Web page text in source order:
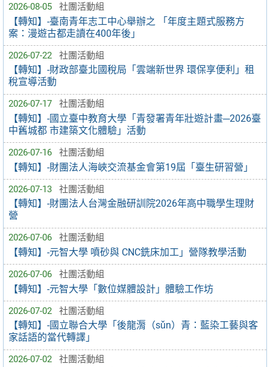
2026-08-05 社團活動組
【轉知】-臺南青年志工中心舉辦之 「年度主題式服務方
案：漫遊古都走讀在400年後」
2026-07-22 社團活動組
【轉知】-財政部臺北國稅局「雲端新世界 環保享便利」租
稅宣導活動
2026-07-17 社團活動組
【轉知】-國立臺中教育大學「青發署青年壯遊計畫─2026臺
中舊城都 市建築文化體驗」活動
2026-07-16 社團活動組
【轉知】-財團法人海峽交流基金會第19屆「臺生研習營」
2026-07-13 社團活動組
【轉知】-財團法人台灣金融研訓院2026年高中職學生理財
營
2026-07-06 社團活動組
【轉知】-元智大學 噴砂與 CNC銑床加工」營隊教學活動
2026-07-06 社團活動組
【轉知】-元智大學「數位媒體設計」體驗工作坊
2026-07-02 社團活動組
【轉知】-國立聯合大學「後龍漘（sǔn）青：藍染工藝與客
家話語的當代轉譯」
2026-07-02 社團活動組